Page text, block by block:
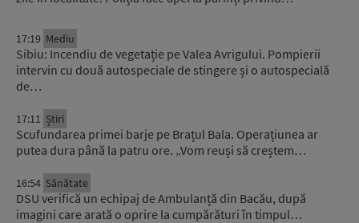
17:19 Mediu
Sibiu: Incendiu de vegetație pe Valea Avrigului. Pompierii
intervin cu două autospeciale de stingere și o autospecială
de…
17:11 Știri
Scufundarea primei barje pe Brațul Bala. Operațiunea ar
putea dura până la patru ore. „Vom reuși să creștem…
16:54 Sănătate
DSU verifică un echipaj de Ambulanță din Bacău, după
imagini care arată o oprire la cumpărături în timpul…